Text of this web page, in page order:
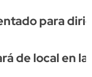
para
de local en